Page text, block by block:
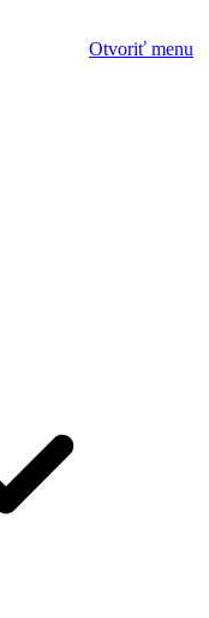
Otvoriť menu